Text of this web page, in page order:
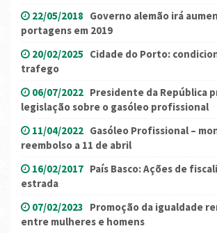
22/05/2018 Governo alemão irá
portagens em 2019
20/02/2025 Cidade do Porto:
trafego
06/07/2022 Presidente da República
legislação sobre o gasóleo profissional
11/04/2022 Gasóleo Profissional –
reembolso a 11 de abril
16/02/2017 País Basco: Ações de
estrada
07/02/2023 Promoção da igualdade
entre mulheres e homens